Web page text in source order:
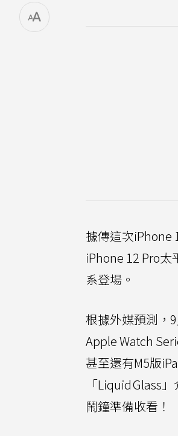
據傳這次iPhone
iPhone 12 Pro
系登場。
根據外媒預測，
Apple Watch
甚至還有M5版
「Liquid Glass
鬧鐘準備收看！